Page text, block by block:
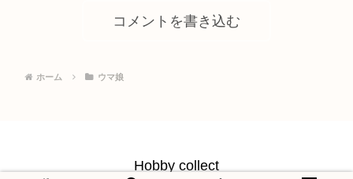
コメントを書き込む
ホーム ウマ娘
Hobby collect